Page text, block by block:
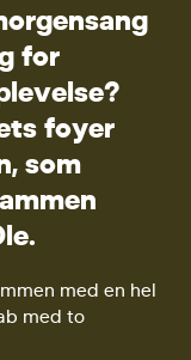
orgensang
for
levelse?
ts foyer
, som
ammen
le.
med en hel
med to